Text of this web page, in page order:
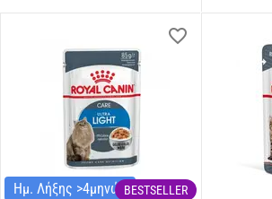
Ημ. Λήξης >4μηνώνBESTSELLER